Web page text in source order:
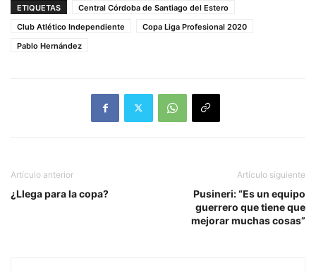
ETIQUETAS
Central Córdoba de Santiago del Estero
Club Atlético Independiente
Copa Liga Profesional 2020
Pablo Hernández
Artículo anterior
¿Llega para la copa?
Artículo siguiente
Pusineri: “Es un equipo
guerrero que tiene que
mejorar muchas cosas”